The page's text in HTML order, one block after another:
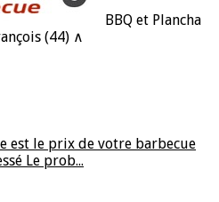
BBQ et Plancha
(44) ∧
est le prix de votre barbecue
Le prob...